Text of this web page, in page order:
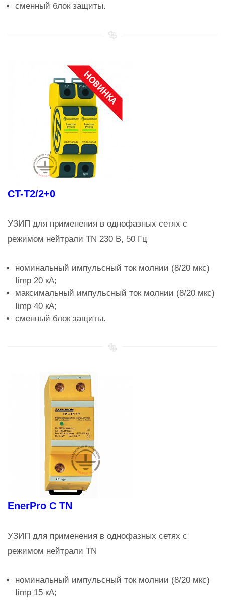
сменный блок защиты.
CT-T2/2+0
УЗИП для применения в однофазных сетях с
режимом нейтрали TN 230 В, 50 Гц
номинальный импульсный ток молнии (8/20 мкс)
Iimp 20 кА;
максимальный импульсный ток молнии (8/20 мкс)
Iimp 40 кА;
сменный блок защиты.
EnerPro C TN
УЗИП для применения в однофазных сетях с
режимом нейтрали TN
номинальный импульсный ток молнии (8/20 мкс)
Iimp 15 кА;